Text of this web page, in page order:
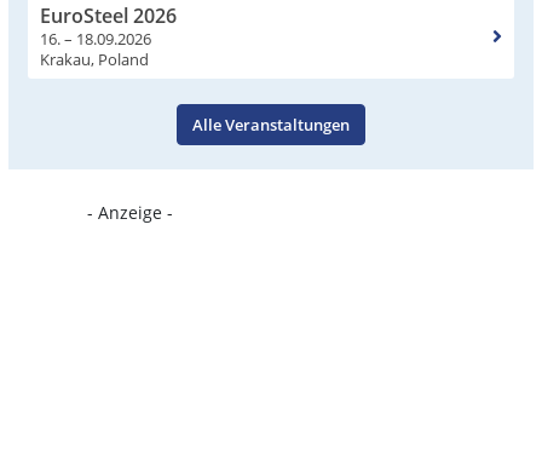
EuroSteel 2026
16. – 18.09.2026
Krakau, Poland
Alle Veranstaltungen
- Anzeige -